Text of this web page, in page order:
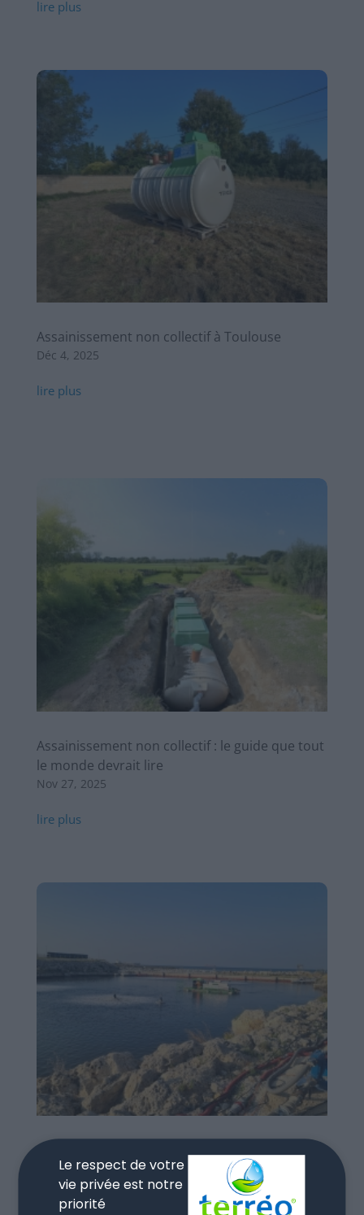
Le respect de votre
vie privée est notre
priorité
lire plus
Assainissement non collectif à Toulouse
Déc 4, 2025
lire plus
Assainissement non collectif : le guide que tout
le monde devrait lire
Nov 27, 2025
lire plus
Curage et dragage des sédiments
Nov 13, 2025
lire plus